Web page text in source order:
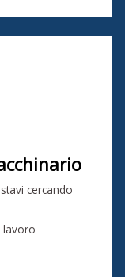
cercando
lavoro